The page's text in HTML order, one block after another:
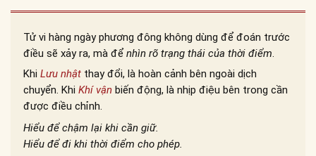
Tử vi hàng ngày phương đông không dùng để đoán trước
điều sẽ xảy ra, mà đểnhìn rõ trạng thái của thời điểm.
Khi Lưu nhật thay đổi, là hoàn cảnh bên ngoài dịch
chuyển. Khi Khí vận biến động, là nhịp điệu bên trong cần
được điều chỉnh.
Hiểu để chậm lại khi cần giữ.
Hiểu để đi khi thời điểm cho phép.